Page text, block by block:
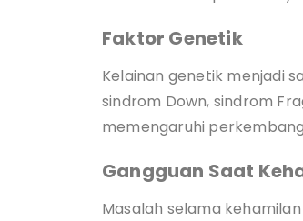
Faktor Genetik
Kelainan genetik menjadi
sindrom Down, sindrom
memengaruhi
Gangguan Saat
Masalah selama